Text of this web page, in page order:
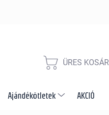
KOSÁR
ÜRES KOSÁR
Ajándékötletek AKCIÓ